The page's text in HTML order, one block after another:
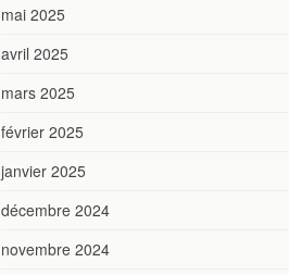
mai 2025
avril 2025
mars 2025
février 2025
janvier 2025
décembre 2024
novembre 2024